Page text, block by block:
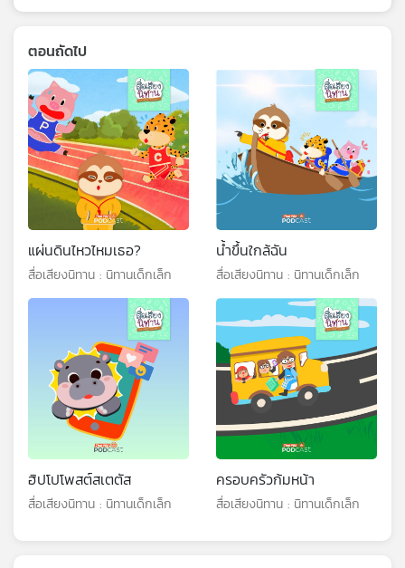
ตอนถัดไป
แผ่นดินไหวไหมเธอ?
สื่อเสียงนิทาน : นิทานเด็กเล็ก
น้ำขึ้นใกล้ฉัน
สื่อเสียงนิทาน : นิทานเด็กเล็ก
ฮิปโปโพสต์สเตตัส
สื่อเสียงนิทาน : นิทานเด็กเล็ก
ครอบครัวก้มหน้า
สื่อเสียงนิทาน : นิทานเด็กเล็ก